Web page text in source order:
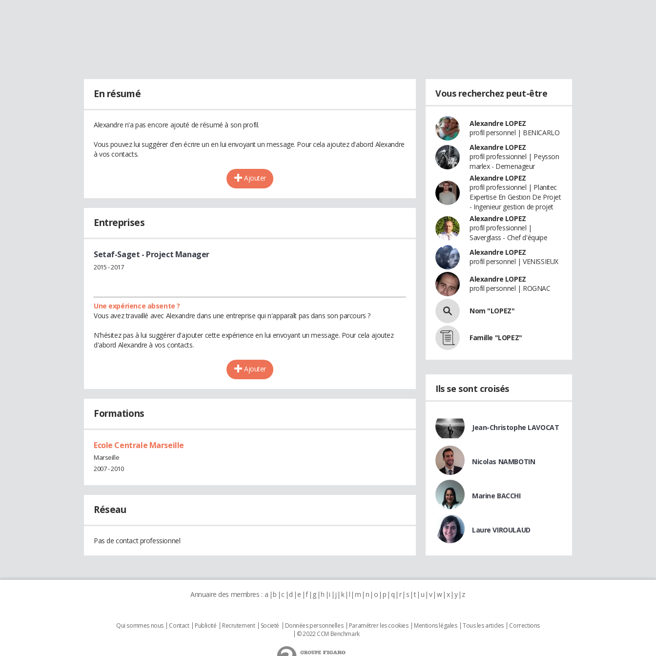
En résumé
Alexandre n'a pas encore ajouté de résumé à son profil.
Vous pouvez lui suggérer d'en écrire un en lui envoyant un message. Pour cela ajoutez d'abord Alexandre
à vos contacts.
Ajouter
Entreprises
Setaf-Saget - Project Manager
2015 - 2017
Une expérience absente ?
Vous avez travaillé avec Alexandre dans une entreprise qui n'apparaît pas dans son parcours ?
N'hésitez pas à lui suggérer d'ajouter cette expérience en lui envoyant un message. Pour cela ajoutez
d'abord Alexandre à vos contacts.
Ajouter
Formations
Ecole Centrale Marseille
Marseille
2007 - 2010
Réseau
Pas de contact professionnel
Vous recherchez peut-être
Alexandre LOPEZ
profil personnel | BENICARLO
Alexandre LOPEZ
profil professionnel | Peysson
marlex - Demenageur
Alexandre LOPEZ
profil professionnel | Planitec
Expertise En Gestion De Projet
- Ingenieur gestion de projet
Alexandre LOPEZ
profil professionnel |
Saverglass - Chef d'équipe
Alexandre LOPEZ
profil personnel | VENISSIEUX
Alexandre LOPEZ
profil personnel | ROGNAC
Nom "LOPEZ"
Famille "LOPEZ"
Ils se sont croisés
Jean-Christophe LAVOCAT
Nicolas NAMBOTIN
Marine BACCHI
Laure VIROULAUD
Annuaire des membres : a b c d e f g h i j k l m n o p q r s t u v w x y z
Qui sommes nous Contact Publicité Recrutement Societé Données personnelles Paramétrer les cookies Mentions légales Tous les articles
Corrections
© 2022 CCM Benchmark